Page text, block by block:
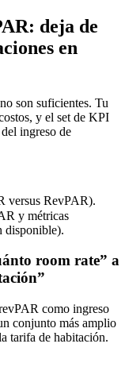
deja de
en
son suficientes. Tu
y el set de KPI
ingreso de
versus RevPAR).
y métricas
disponible).
room rate” a
como ingreso
conjunto más amplio
tarifa de habitación.